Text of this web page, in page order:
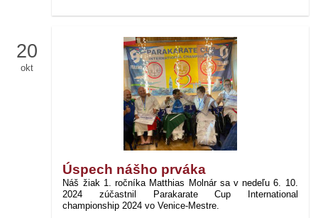
20
okt
Úspech nášho prváka
Náš žiak 1. ročníka Matthias Molnár sa v nedeľu 6. 10.
2024 zúčastnil Parakarate Cup International
championship 2024 vo Venice-Mestre.